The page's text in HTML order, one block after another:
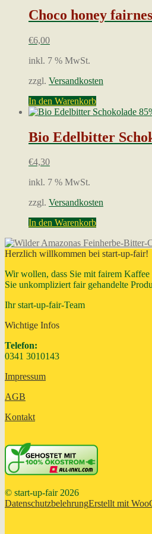
Choco honey
€6,00
inkl. 7 % MwSt.
zzgl. Versandkosten
In den Warenkorb
Bio Edelbitter
€4,30
inkl. 7 % MwSt.
zzgl. Versandkosten
In den Warenkorb
Herzlich willkommen bei start-up-fair!
Wir wollen, dass Sie mit fairem
Sie unkompliziert fair gehandelte
Ihr start-up-fair-Team
Wichtige Infos
Telefon:
0341 3010143
Impressum
AGB
Kontakt
© start-up-fair 2026
DatenschutzbelehrungErstellt mit